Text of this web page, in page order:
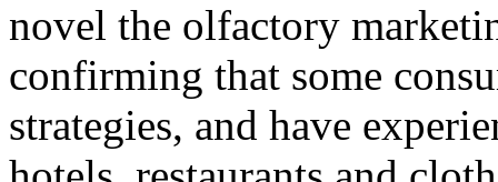
novel the olfactory
confirming that some
strategies, and have